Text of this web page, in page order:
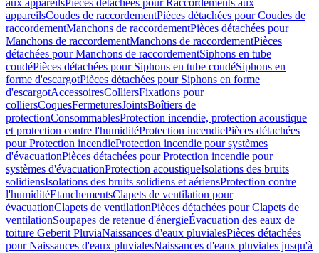
aux appareilsPièces détachées pour Raccordements aux
appareilsCoudes de raccordementPièces détachées pour Coudes de
raccordementManchons de raccordementPièces détachées pour
Manchons de raccordementManchons de raccordementPièces
détachées pour Manchons de raccordementSiphons en tube
coudéPièces détachées pour Siphons en tube coudéSiphons en
forme d'escargotPièces détachées pour Siphons en forme
d'escargotAccessoiresColliersFixations pour
colliersCoquesFermeturesJointsBoîtiers de
protectionConsommablesProtection incendie, protection acoustique
et protection contre l'humiditéProtection incendiePièces détachées
pour Protection incendieProtection incendie pour systèmes
d'évacuationPièces détachées pour Protection incendie pour
systèmes d'évacuationProtection acoustiqueIsolations des bruits
solidiensIsolations des bruits solidiens et aériensProtection contre
l'humiditéEtanchementsClapets de ventilation pour
évacuationClapets de ventilationPièces détachées pour Clapets de
ventilationSoupapes de retenue d'énergieÉvacuation des eaux de
toiture Geberit PluviaNaissances d'eaux pluvialesPièces détachées
pour Naissances d'eaux pluvialesNaissances d'eaux pluviales jusqu'à